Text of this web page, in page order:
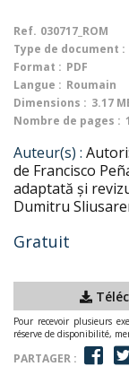
Ref. 030717_ROM
Type de document :
Format : PDF
Langue : Roumain
Dimensions : 3.17
Nombre de pages :
Auteur(s) :
de Francisco
adaptată și
Dumitru
Gratuit
Pour recevoir plusieurs
réserve de disponibilité,
PARTAGER :